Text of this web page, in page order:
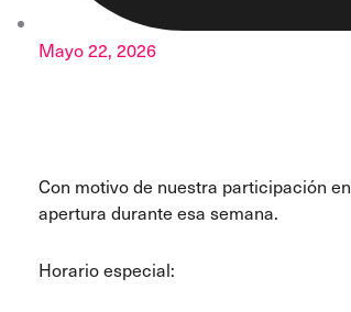
Mayo 22, 2026
Con motivo de nuestra participación en
apertura durante esa semana.
Horario especial: